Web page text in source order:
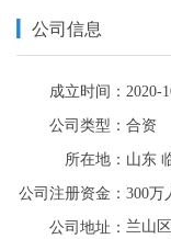
公司信息
成立时间： 2020-
公司类型： 合资
所在地： 山东
公司注册资金： 300万
公司地址： 兰山